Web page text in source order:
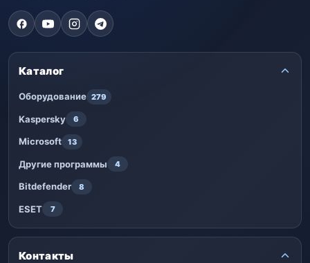
Каталог
Оборудование 279
Kaspersky 6
Microsoft 13
Другие программы 4
Bitdefender 8
ESET 7
Контакты